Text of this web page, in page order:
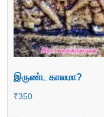
இருண்ட காலமா?
₹350